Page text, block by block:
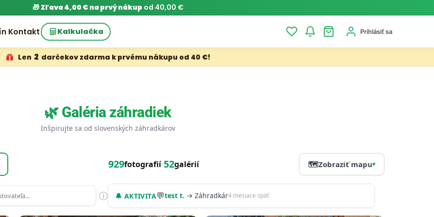
🎁 Zľava 4,00 € na prvý nákupod 40,00 €
Kontakt Kalkulačka Prihlásiť sa
Len 2 darčekov zdarma k prvému nákupu od 40 €!
🌿 Galéria záhradiek
Inšpirujte sa od slovenských záhradkárov
929fotografií·52galérií 🗺️Zobraziť mapu▾
ⓘ 🔔 AKTIVITA💬test t. → Záhradkár4 mesiace späť